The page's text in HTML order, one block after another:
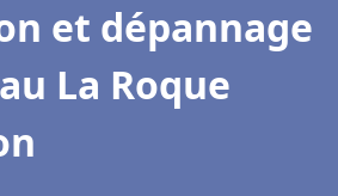
et dépannage
La Roque